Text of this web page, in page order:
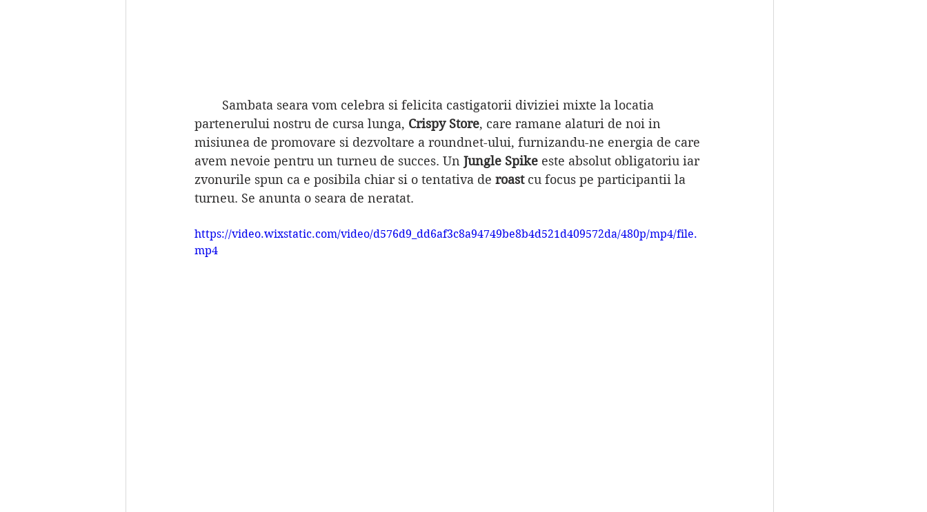
partenerului nostru de cursa lunga, Crispy Store, care ramane alaturi de noi in
misiunea de promovare si dezvoltare a roundnet-ului, furnizandu-ne energia de care
avem nevoie pentru un turneu de succes. Un Jungle Spike este absolut obligatoriu iar
zvonurile spun ca e posibila chiar si o tentativa de roast cu focus pe participantii la
turneu. Se anunta o seara de neratat.
https://video.wixstatic.com/video/d576d9_dd6af3c8a94749be8b4d521d409572da/480p/mp4/file.
mp4